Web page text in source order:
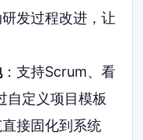
发过程改进，让
：支持Scrum、看
自定义项目模板
接固化到系统